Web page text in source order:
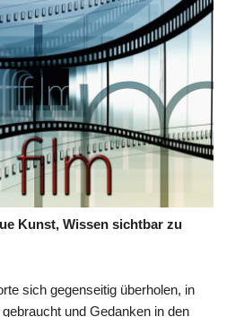
Kunst, Wissen sichtbar zu
sich gegenseitig überholen, in
und Gedanken in den